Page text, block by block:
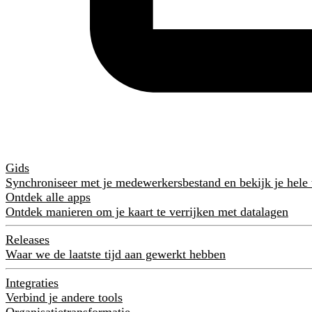
Gids
Synchroniseer met je medewerkersbestand en bekijk je hele
Ontdek alle apps
Ontdek manieren om je kaart te verrijken met datalagen
Releases
Waar we de laatste tijd aan gewerkt hebben
Integraties
Verbind je andere tools